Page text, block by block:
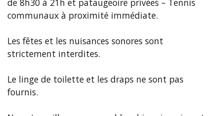
de 8h30 à 21h et pataugeoire privées – Tennis
communaux à proximité immédiate.
Les fêtes et les nuisances sonores sont
strictement interdites.
Le linge de toilette et les draps ne sont pas
fournis.